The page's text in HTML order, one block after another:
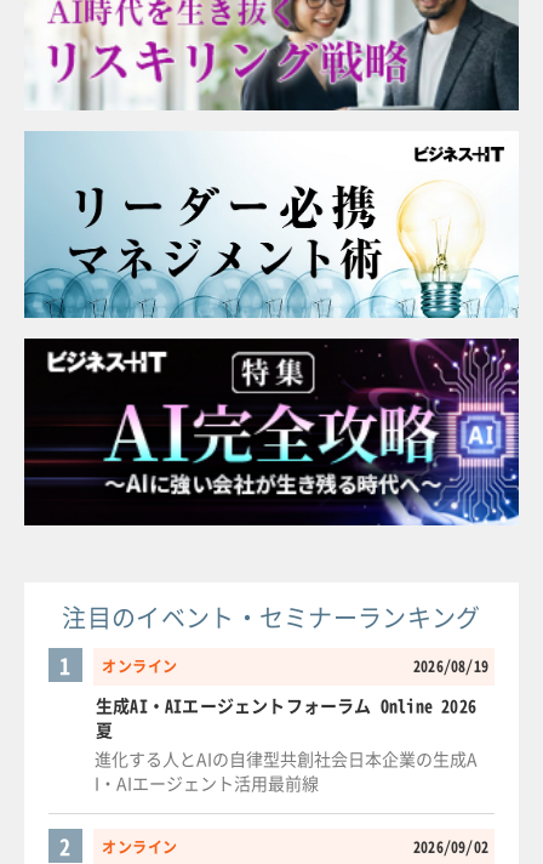
注目のイベント・セミナーランキング
オンライン 2026/08/19
1
生成AI・AIエージェントフォーラム Online 2026
夏
進化する人とAIの自律型共創社会日本企業の生成A
I・AIエージェント活用最前線
オンライン 2026/09/02
2